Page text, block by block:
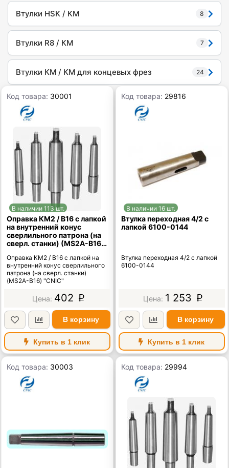
Втулки HSK / КМ 8
Втулки R8 / КМ 7
Втулки КМ / КМ для концевых фрез 24
Код товара: 30001
В наличии 113 шт.
Оправка КМ2 / В16 с лапкой
на внутренний конус
сверлильного патрона (на
сверл. станки) (MS2A-B16)
Оправка КМ2 / В16 с лапкой на
внутренний конус сверлильного
патрона (на сверл. станки)
(MS2A-B16) "CNIC"
402 p
В корзину
Купить в 1 клик
Код товара: 29816
В наличии 16 шт.
Втулка переходная 4/2 с
лапкой 6100-0144
Втулка переходная 4/2 с лапкой
6100-0144
1 253 p
В корзину
Купить в 1 клик
Код товара: 30003 Код товара: 29994